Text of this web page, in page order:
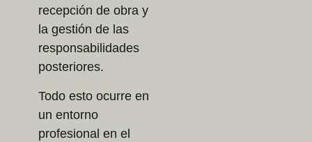
recepción de obra y
la gestión de las
responsabilidades
posteriores.
Todo esto ocurre en
un entorno
profesional en el